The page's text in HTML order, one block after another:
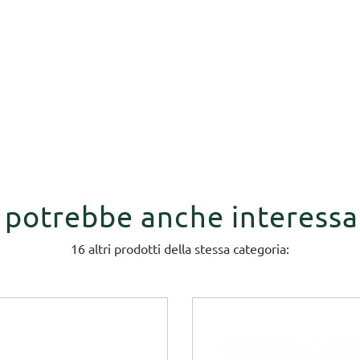
potrebbe anche
16 altri prodotti della stessa categoria: